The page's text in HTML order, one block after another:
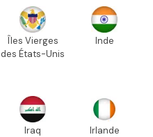
Îles Vierges
des États-Unis
Inde
Iraq Irlande